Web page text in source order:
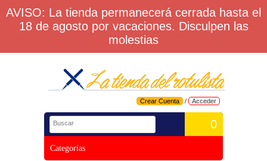
AVISO: La tienda permanecerá cerrada hasta el
18 de agosto por vacaciones. Disculpen las
molestias
Crear Cuenta / Acceder
0
Categorías